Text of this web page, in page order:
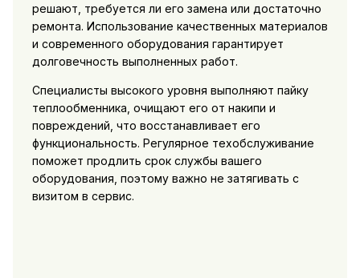
решают, требуется ли его замена или достаточно
ремонта. Использование качественных материалов
и современного оборудования гарантирует
долговечность выполненных работ.
Специалисты высокого уровня выполняют пайку
теплообменника, очищают его от накипи и
повреждений, что восстанавливает его
функциональность. Регулярное техобслуживание
поможет продлить срок службы вашего
оборудования, поэтому важно не затягивать с
визитом в сервис.